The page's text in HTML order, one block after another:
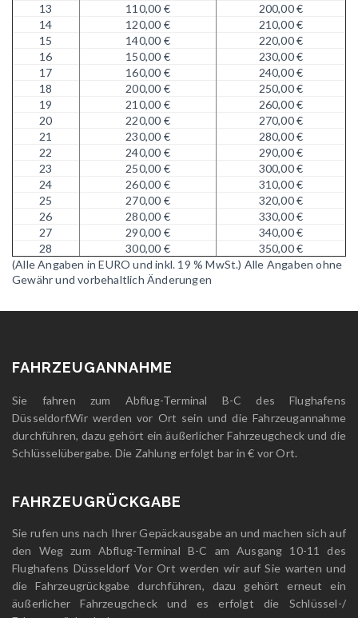
13
110,00 €
200,00 €
14
120,00 €
210,00 €
15
140,00 €
220,00 €
16
150,00 €
230,00 €
17
160,00 €
240,00 €
18
200,00 €
250,00 €
19
210,00 €
260,00 €
20
220,00 €
270,00 €
21
230,00 €
280,00 €
22
240,00 €
290,00 €
23
250,00 €
300,00 €
24
260,00 €
310,00 €
25
270,00 €
320,00 €
26
280,00 €
330,00 €
27
290,00 €
340,00 €
28
300,00 €
350,00 €
(Alle Angaben in EURO und inkl. 19 % MwSt.) Alle Angaben ohne
Gewähr und vorbehaltlich Änderungen
FAHRZEUGANNAHME
Sie fahren zum Abflug-Terminal B-C des Flughafens
Düsseldorf.Wir werden vor Ort sein und die Fahrzeugannahme
durchführen, dazu gehört ein äußerlicher Fahrzeugcheck und die
Schlüsselübergabe. Die Zahlung erfolgt bar in € vor Ort.
FAHRZEUGRÜCKGABE
Sie rufen uns nach Ihrer Gepäckausgabe an und machen sich auf
den Weg zum Abflug-Terminal B-C am Ausgang 10-11 des
Flughafens Düsseldorf Vor Ort werden wir auf Sie warten und
die Fahrzeugrückgabe durchführen, dazu gehört erneut ein
äußerlicher Fahrzeugcheck und es erfolgt die Schlüssel-/